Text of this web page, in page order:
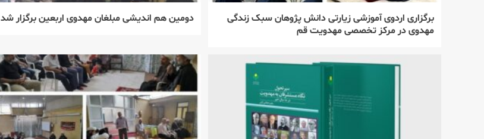
برگزاری اردوی آموزشی زیارتی دانش پژوهان سبک زندگی
مهدوی در مرکز تخصصی مهدویت قم
دومین هم اندیشی مبلغان مهدوی اربعین برگزار شد